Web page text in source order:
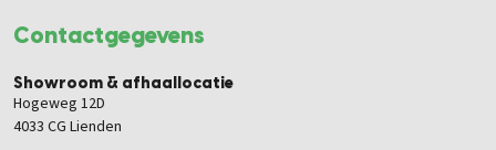
Contactgegevens
Showroom & afhaallocatie
Hogeweg 12D
4033 CG Lienden